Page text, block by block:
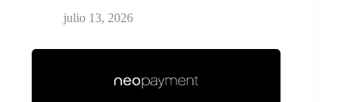
julio 13, 2026